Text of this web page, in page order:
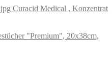
Curacid Medical , Konzentrat
"Premium", 20x38cm,